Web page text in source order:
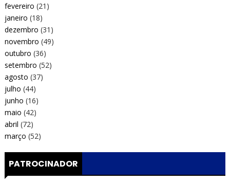
fevereiro (21)
janeiro (18)
dezembro (31)
novembro (49)
outubro (36)
setembro (52)
agosto (37)
julho (44)
junho (16)
maio (42)
abril (72)
março (52)
PATROCINADOR